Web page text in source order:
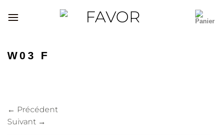
au
W03 F
← Précédent
Suivant →